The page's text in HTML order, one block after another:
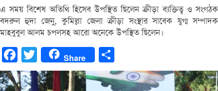
এ সময় বিশেষ অতিথি হিসেব উপস্থিত ছিলেন ক্রীড়া ব্যক্তিত্ব ও সংগঠক
বদরুল হুদা জেনু, কুমিল্লা জেলা ক্রীড়া সংস্থার সাবেক যুগ্ম সম্পাদক
মাহবুবুল আলম চপলসহ আরো অনেকে উপস্থিত ছিলেন।
FacebookTwitter Share